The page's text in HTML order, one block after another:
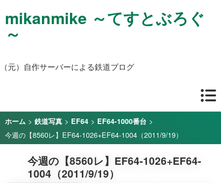
mikanmike ～てすとぶろぐ
～
（元）自作サーバーによる鉄道ブログ
ホーム > 鉄道写真 > EF64 > EF64-1000番台 >
今週の【8560レ】EF64-1026+EF64-1004（2011/9/19）
今週の【8560レ】EF64-1026+EF64-
1004（2011/9/19）